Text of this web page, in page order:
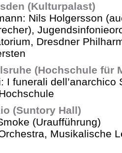
(Kulturpalast)
Nils Holgersson
Dresdner
(Hochschule für
I funerali dell’anarchico
(Suntory Hall)
(Uraufführung)
Musikalische